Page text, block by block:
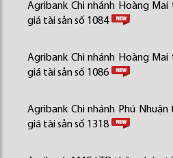
Agribank Chi nhánh Hoàng
giá tài sản số 1084
Agribank Chi nhánh Hoàng
giá tài sản số 1086
Agribank Chi nhánh Phú
giá tài sản số 1318